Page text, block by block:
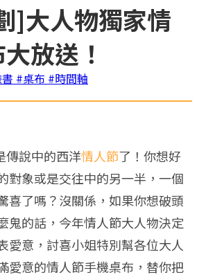
]大人物獨家情
放送！
#桌布 #時間軸
傳說中的西洋情人節了！你想好
對象或是交往中的另一半，一個
喜了嗎？沒關係，如果你想破頭
鬼的話，今年情人節大人物決定
愛意，討喜小姐特別幫各位大人
愛意的情人節手機桌布，替你把